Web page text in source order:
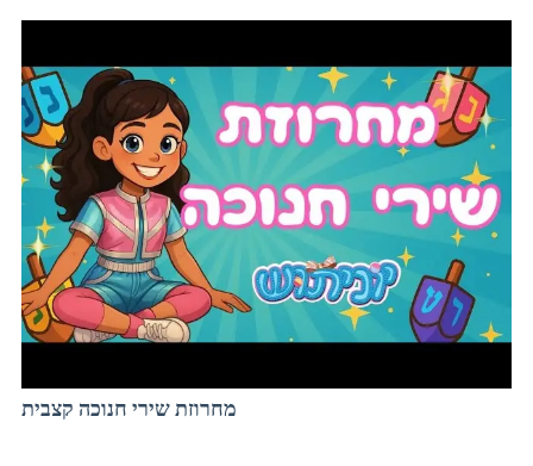
מחרוזת שירי חנוכה קצבית